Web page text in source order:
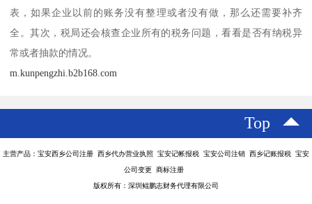
表，如果企业以前的账务没有整理或者没有做，那么还需要补齐
全。其次，税局还会核查企业所有的税务问题，看看是否有纳税异
常或者抽款的情况。
m.kunpengzhi.b2b168.com
Top
主营产品：宝安西乡公司注册 西乡代办营业执照 宝安记帐报税 宝安公司注销 西乡记账报税 宝安
公司变更 商标注册
版权所有：深圳鲲鹏志财务代理有限公司